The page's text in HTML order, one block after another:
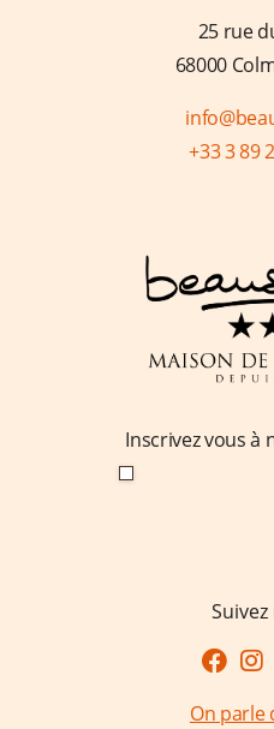
25 rue
68000
+33 3 89
Inscrivez vous à
On parle